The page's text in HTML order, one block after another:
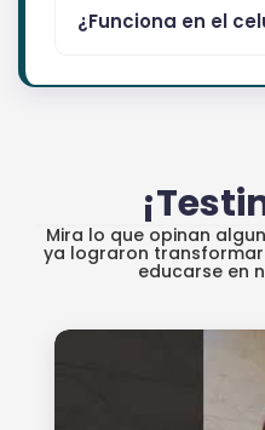
¿Funciona en el
Mira lo que opinan
ya lograron
educarse en